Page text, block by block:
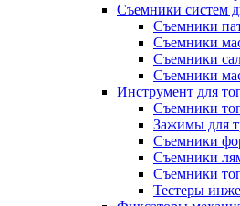
Съемники систем
Съемники
Съемники
Съемники
Съемники
Инструмент для
Съемники
Зажимы для
Съемники
Съемники
Съемники
Тестеры